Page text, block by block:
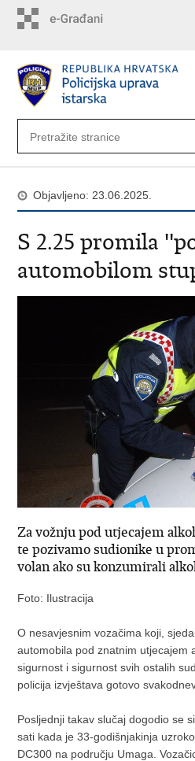
Objavljeno: 23.06.2025.
S 2.25 promila
automobilom
Za vožnju pod utjecajem
te pozivamo sudionike u
volan ako su konzumirali
Foto: Ilustracija
O nesavjesnim vozačima koji,
automobila pod znatnim utjecajem
sigurnost i sigurnost svih ostalih
policija izvještava gotovo
Posljednji takav slučaj dogodio se
sati kada je 33-godišnjakinja
DC300 na području Umaga.